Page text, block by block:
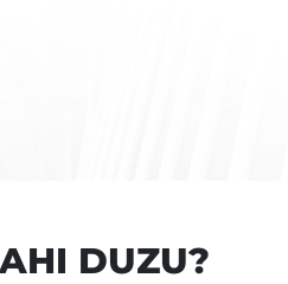
DUZU?